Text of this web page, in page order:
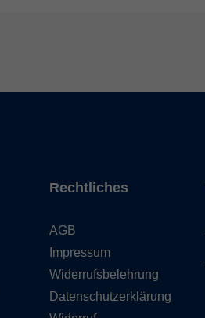
Rechtliches
AGB
Impressum
Widerrufsbelehrung
Datenschutzerklärung